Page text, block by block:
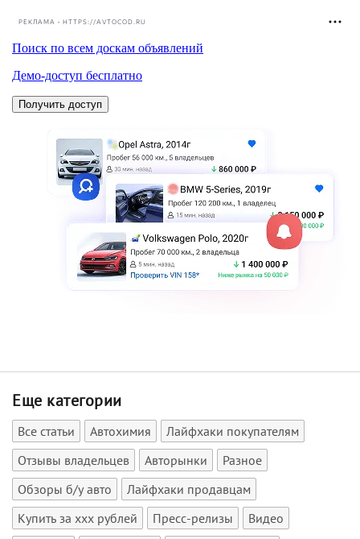
РЕКЛАМА • HTTPS://AVTOCOD.RU
Еще категории
Все статьи Автохимия
Лайфхаки покупателям
Отзывы владельцев
Авторынки
Разное
Обзоры б/у авто
Лайфхаки продавцам
Купить за xxx рублей
Пресс-релизы
Видео